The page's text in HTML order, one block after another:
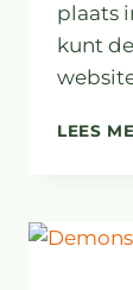
plaats
kunt
LEES